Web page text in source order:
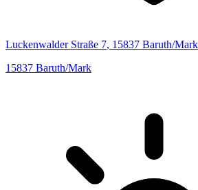
Luckenwalder Straße 7, 15837 Baruth/Mark
15837 Baruth/Mark